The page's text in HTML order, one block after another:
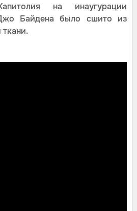
на инаугурации
Байдена было сшито из